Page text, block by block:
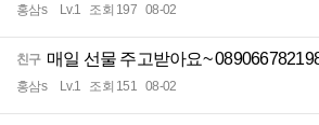
홍삼s Lv.1 조회 197 08-02
친구 매일 선물 주고받아요~
홍삼s Lv.1 조회 151 08-02